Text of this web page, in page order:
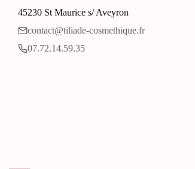
45230 St Maurice s/ Aveyron
contact@tiliade-cosmethique.fr‬
07.72.14.59.35‬